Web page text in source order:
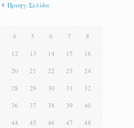
Προηγ. Σελίδα
4 5 6 7
8
12 13 14 15
16
20 21 22 23
24
28 29 30 31
32
36 37 38 39
40
44 45 46 47
48